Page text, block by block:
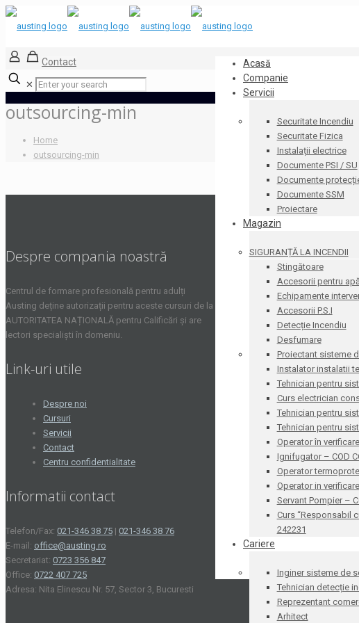
Acasă
Companie
Servicii
Securitate Incendiu
Securitate Fizica
Instalații electrice
Documente PSI / SU
Documente
Documente SSM
Proiectare
Magazin
SIGURANȚĂ LA INCENDII
Stingătoare
Accesorii pentru
Echipamente
Accesorii P.S.I
Detecție Incendiu
Desfumare
Proiectant sisteme
Instalator instalatii
Tehnician pentru
Curs electrician
Tehnician pentru
Tehnician pentru
Operator în
Ignifugator – COD
Operator
Operator in
Servant Pompier –
Curs “Responsabil
242231
Cariere
Inginer sisteme de
Tehnician detecție
Reprezentant
Arhitect
Contact
✕
outsourcing-min
Home
outsourcing-min
Despre compania noastră
Centrul de formare profesională pentru adulți
Austing deține autorizații pentru aceste cursuri de la
AUTORITATEA NAȚIONALĂ pentru Calificări și are
lectori specialiști în domeniu.
Link-uri utile
Despre noi
Cursuri
Servicii
Contact
Centru confidentialitate
Informatii contact
Telefon/Fax: 021-346 38 75 | 021-346 38 76
E-mail: office@austing.ro
Secretariat: 0723 356 847
Office: 0722 407 725
Adresa: Nita Elinescu Nr. 57, Sector 3, Bucuresti